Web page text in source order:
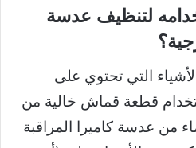
لتنظيف عدسة
التي تحتوي على
قطعة قماش خالية من
من عدسة كاميرا المراقبة